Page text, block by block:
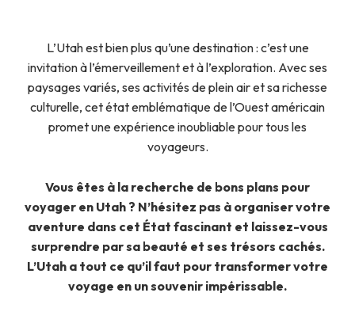
L’Utah est bien plus qu’une destination : c’est une
invitation à l’émerveillement et à l’exploration. Avec ses
paysages variés, ses activités de plein air et sa richesse
culturelle, cet état emblématique de l’Ouest américain
promet une expérience inoubliable pour tous les
voyageurs.
Vous êtes à la recherche de bons plans pour
voyager en Utah ? N’hésitez pas à organiser votre
aventure dans cet État fascinant et laissez-vous
surprendre par sa beauté et ses trésors cachés.
L’Utah a tout ce qu’il faut pour transformer votre
voyage en un souvenir impérissable.